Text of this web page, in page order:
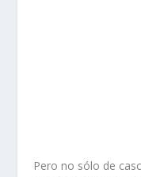
Pero no sólo de